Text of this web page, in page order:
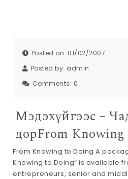
Posted on: 01/02/2007
Posted by: admin
Comments: 0
Мэдэхүйгээс –
дорFrom
From Knowing to Doing A
Knowing to Doing” is available
entrepreneurs, senior and